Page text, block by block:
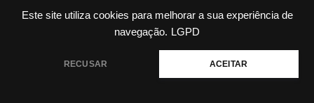
Este site utiliza cookies para melhorar a sua experiência de
navegação. LGPD
RECUSAR ACEITAR
efetivamente cumpridos.
Próximos Passos Possíveis
Para trabalhadores e empregadores, é essencial estar ciente